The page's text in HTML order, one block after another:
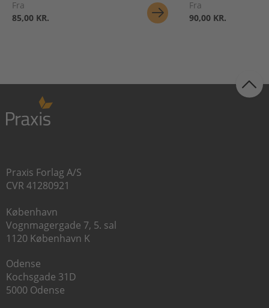
Fra
85,00 KR.
Fra
90,00 KR.
Praxis Forlag A/S
CVR 41280921
København
Vognmagergade 7, 5. sal
1120 København K
Odense
Kochsgade 31D
5000 Odense